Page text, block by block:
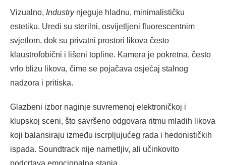
Vizualno, Industrynjeguje hladnu, minimalističku
estetiku. Uredi su sterilni, osvijetljeni fluorescentnim
svjetlom, dok su privatni prostori likova često
klaustrofobični i lišeni topline. Kamera je pokretna, često
vrlo blizu likova, čime se pojačava osjećaj stalnog
nadzora i pritiska.
Glazbeni izbor naginje suvremenoj elektroničkoj i
klupskoj sceni, što savršeno odgovara ritmu mladih likova
koji balansiraju između iscrpljujućeg rada i hedonističkih
ispada. Soundtrack nije nametljiv, ali učinkovito
podcrtava emocionalna stanja.